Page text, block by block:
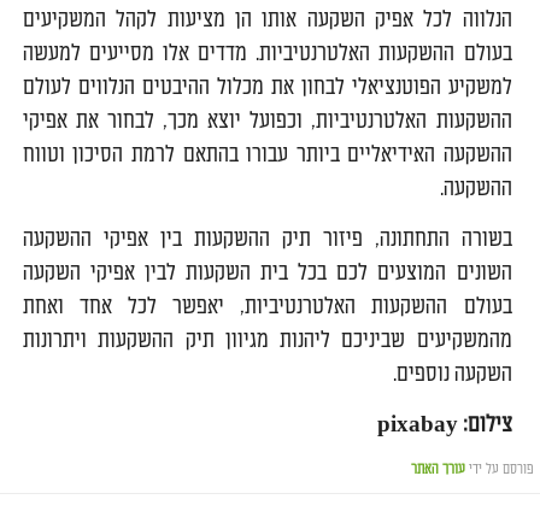
הנלווה לכל אפיק השקעה אותו הן מציעות לקהל המשקיעים
בעולם ההשקעות האלטרנטיביות. מדדים אלו מסייעים למעשה
למשקיע הפוטנציאלי לבחון את מכלול ההיבטים הנלווים לעולם
ההשקעות האלטרנטיביות, וכפועל יוצא מכך, לבחור את אפיקי
ההשקעה האידיאליים ביותר עבורו בהתאם לרמת הסיכון וטווח
ההשקעה.
בשורה התחתונה, פיזור תיק ההשקעות בין אפיקי ההשקעה
השונים המוצעים לכם בכל בית השקעות לבין אפיקי השקעה
בעולם ההשקעות האלטרנטיביות, יאפשר לכל אחד ואחת
מהמשקיעים שביניכם ליהנות מגיוון תיק ההשקעות ויתרונות
השקעה נוספים.
צילום: pixabay
פורסם על ידי עורך האתר